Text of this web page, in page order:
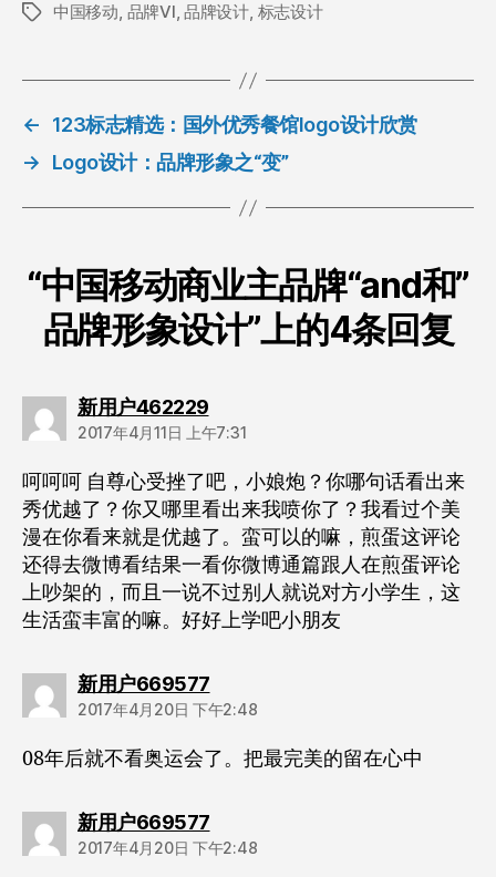
标
中国移动, 品牌VI, 品牌设计, 标志设计
←
123标志精选：国外优秀餐馆logo设计欣赏
→
Logo设计：品牌形象之“变”
“中国移动商业主品牌“and和”
品牌形象设计”上的4条回复
新用户462229说：
2017年4月11日 上午7:31
呵呵呵 自尊心受挫了吧，小娘炮？你哪句话看出来
秀优越了？你又哪里看出来我喷你了？我看过个美
漫在你看来就是优越了。蛮可以的嘛，煎蛋这评论
还得去微博看结果一看你微博通篇跟人在煎蛋评论
上吵架的，而且一说不过别人就说对方小学生，这
生活蛮丰富的嘛。好好上学吧小朋友
新用户669577说：
2017年4月20日 下午2:48
08年后就不看奥运会了。把最完美的留在心中
新用户669577说：
2017年4月20日 下午2:48